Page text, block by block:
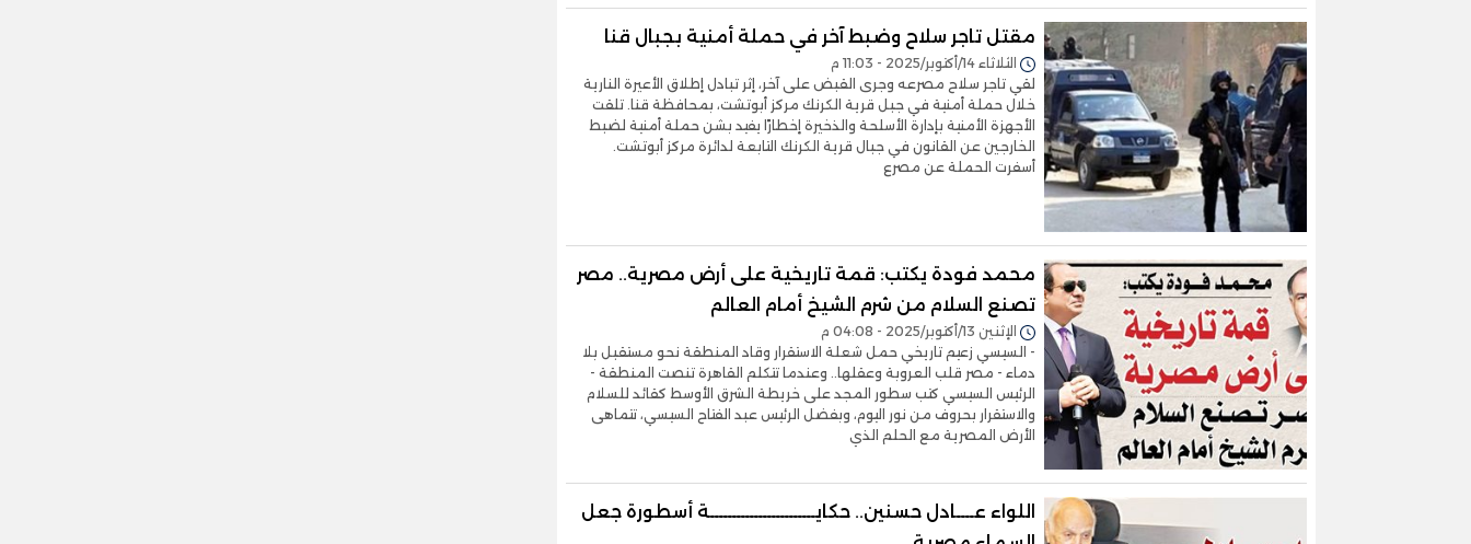
مقتل تاجر سلاح وضبط آخر في حملة أمنية بجبال قنا
الثلاثاء 14/أكتوبر/2025 - 11:03 م
لقي تاجر سلاح مصرعه وجرى القبض على آخر، إثر تبادل إطلاق الأعيرة النارية
خلال حملة أمنية في جبل قرية الكرنك مركز أبوتشت، بمحافظة قنا. تلقت
الأجهزة الأمنية بإدارة الأسلحة والذخيرة إخطارًا يفيد بشن حملة أمنية لضبط
الخارجين عن القانون في جبال قرية الكرنك التابعة لدائرة مركز أبوتشت.
أسفرت الحملة عن مصرع
محمد فودة يكتب: قمة تاريخية على أرض مصرية.. مصر
تصنع السلام من شرم الشيخ أمام العالم
الإثنين 13/أكتوبر/2025 - 04:08 م
- السيسي زعيم تاريخي حمل شعلة الاستقرار وقاد المنطقة نحو مستقبل بلا
دماء - مصر قلب العروبة وعقلها.. وعندما تتكلم القاهرة تنصت المنطقة -
الرئيس السيسي كتب سطور المجد على خريطة الشرق الأوسط كقائد للسلام
والاستقرار بحروف من نور اليوم، وبفضل الرئيس عبد الفتاح السيسي، تتماهى
الأرض المصرية مع الحلم الذي
اللواء عــــادل حسنين.. حكايــــــــــــــــــــــــة أسطورة جعل